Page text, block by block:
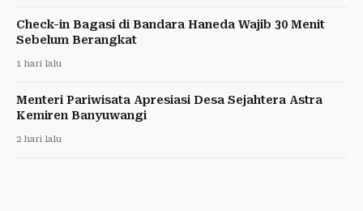
Check-in Bagasi di Bandara Haneda Wajib 30 Menit
Sebelum Berangkat
1 hari lalu
Menteri Pariwisata Apresiasi Desa Sejahtera Astra
Kemiren Banyuwangi
2 hari lalu